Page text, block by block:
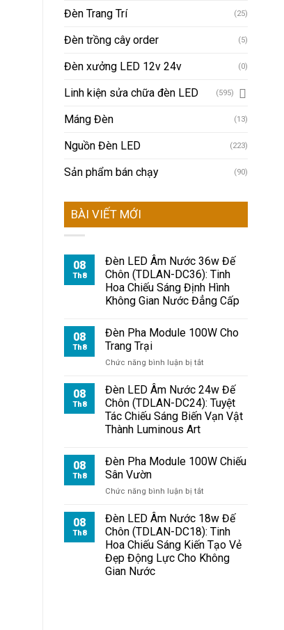
Đèn Trang Trí (25)
Đèn trồng cây order (5)
Đèn xưởng LED 12v 24v (0)
Linh kiện sửa chữa đèn LED (595)
Máng Đèn (13)
Nguồn Đèn LED (223)
Sản phẩm bán chạy (90)
BÀI VIẾT MỚI
08
Th8
Đèn LED Âm Nước 36w Đế
Chôn (TDLAN-DC36): Tinh
Hoa Chiếu Sáng Định Hình
Không Gian Nước Đẳng Cấp
08
Th8
Đèn Pha Module 100W Cho
Trang Trại
Chức năng bình luận bị tắt
Pha
Module
100W
Cho
08
Th8
Đèn LED Âm Nước 24w Đế
Chôn (TDLAN-DC24): Tuyệt
Tác Chiếu Sáng Biến Vạn Vật
Thành Luminous Art
08
Th8
Đèn Pha Module 100W Chiếu
Sân Vườn
Chức năng bình luận bị tắt
Pha
Module
100W
Chiếu
Sân
08
Th8
Đèn LED Âm Nước 18w Đế
Chôn (TDLAN-DC18): Tinh
Hoa Chiếu Sáng Kiến Tạo Vẻ
Đẹp Động Lực Cho Không
Gian Nước